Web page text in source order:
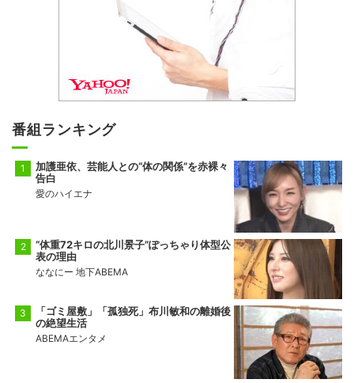
番組ランキング
加護亜依、芸能人との“体の関係”を赤裸々
告白
愛のハイエナ
“体重72キロの北川景子”ぽっちゃり体型公
表の理由
ななにー 地下ABEMA
「ゴミ屋敷」「孤独死」布川敏和の離婚後
の絶望生活
ABEMAエンタメ